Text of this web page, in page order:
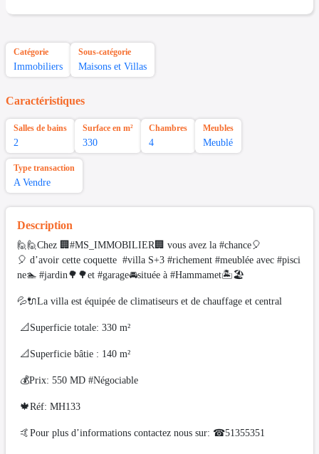
Catégorie
Immobiliers
Sous-catégorie
Maisons et Villas
Caractéristiques
Salles de bains
2
Surface en m²
330
Chambres
4
Meubles
Meublé
Type transaction
A Vendre
Description
🙋🙋Chez 🏢#MS_IMMOBILIER🏢 vous avez la #chance🎈
🎈 d’avoir cette coquette #villa S+3 #richement #meublée avec #pisci
ne🏊 #jardin🌳🌳et #garage🚘située à #Hammamet🏝🏖
💦🔌La villa est équipée de climatiseurs et de chauffage et central
📐Superficie totale: 330 m²
📐Superficie bâtie : 140 m²
💰Prix: 550 MD #Négociable
🍁Réf: MH133
🤙Pour plus d’informations contactez nous sur: ☎51355351